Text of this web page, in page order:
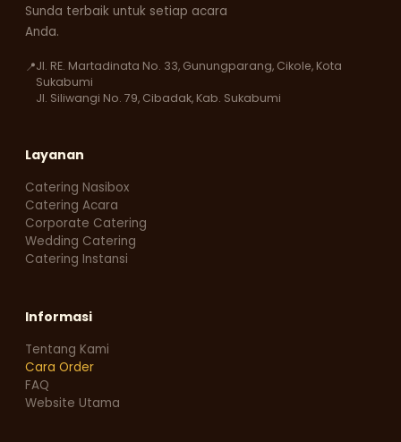
Sunda terbaik untuk setiap acara
Anda.
📍Jl. RE. Martadinata No. 33, Gunungparang, Cikole, Kota
Sukabumi
Jl. Siliwangi No. 79, Cibadak, Kab. Sukabumi
Layanan
Catering Nasibox
Catering Acara
Corporate Catering
Wedding Catering
Catering Instansi
Informasi
Tentang Kami
Cara Order
FAQ
Website Utama